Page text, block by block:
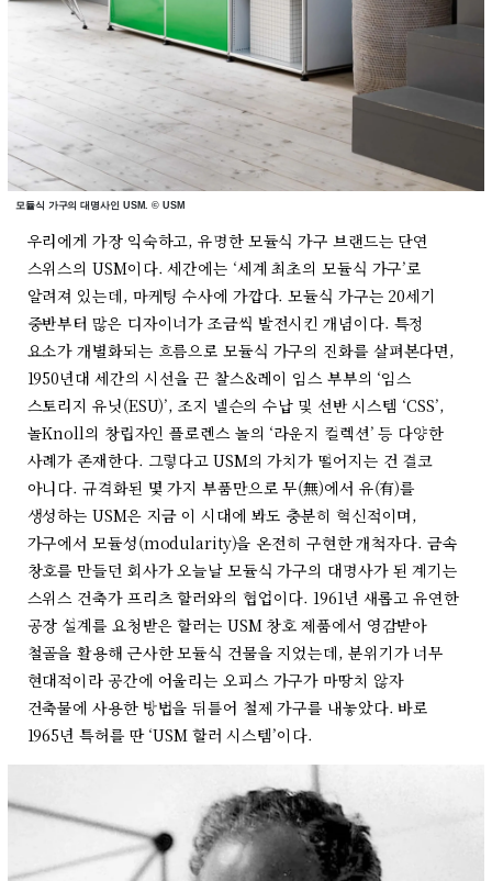
모듈식 가구의 대명사인 USM. © USM
우리에게 가장 익숙하고, 유명한 모듈식 가구 브랜드는 단연
스위스의 USM이다. 세간에는 ‘세계 최초의 모듈식 가구’로
알려져 있는데, 마케팅 수사에 가깝다. 모듈식 가구는 20세기
중반부터 많은 디자이너가 조금씩 발전시킨 개념이다. 특정
요소가 개별화되는 흐름으로 모듈식 가구의 진화를 살펴본다면,
1950년대 세간의 시선을 끈 찰스&레이 임스 부부의 ‘임스
스토리지 유닛(ESU)’, 조지 넬슨의 수납 및 선반 시스템 ‘CSS’,
놀Knoll의 창립자인 플로렌스 놀의 ‘라운지 컬렉션’ 등 다양한
사례가 존재한다. 그렇다고 USM의 가치가 떨어지는 건 결코
아니다. 규격화된 몇 가지 부품만으로 무(無)에서 유(有)를
생성하는 USM은 지금 이 시대에 봐도 충분히 혁신적이며,
가구에서 모듈성(modularity)을 온전히 구현한 개척자다. 금속
창호를 만들던 회사가 오늘날 모듈식 가구의 대명사가 된 계기는
스위스 건축가 프리츠 할러와의 협업이다. 1961년 새롭고 유연한
공장 설계를 요청받은 할러는 USM 창호 제품에서 영감받아
철골을 활용해 근사한 모듈식 건물을 지었는데, 분위기가 너무
현대적이라 공간에 어울리는 오피스 가구가 마땅치 않자
건축물에 사용한 방법을 뒤틀어 철제 가구를 내놓았다. 바로
1965년 특허를 딴 ‘USM 할러 시스템’이다.